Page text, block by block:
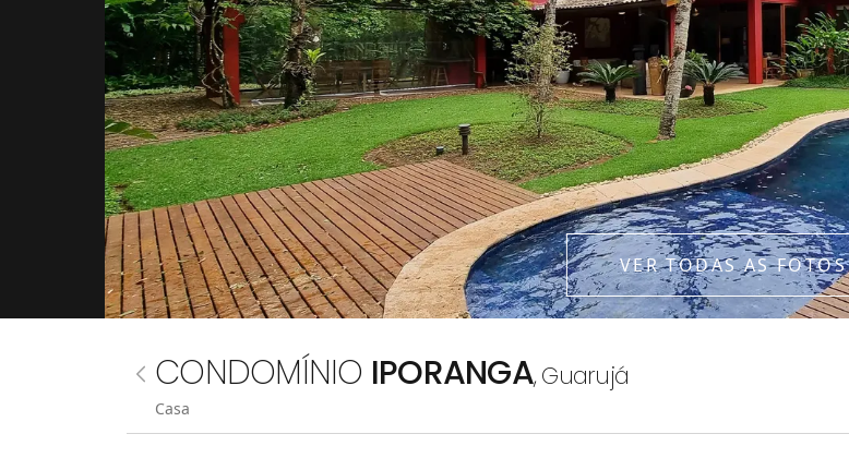
VER TODAS AS FOTOS
CONDOMÍNIO IPORANGA,Guarujá
Casa